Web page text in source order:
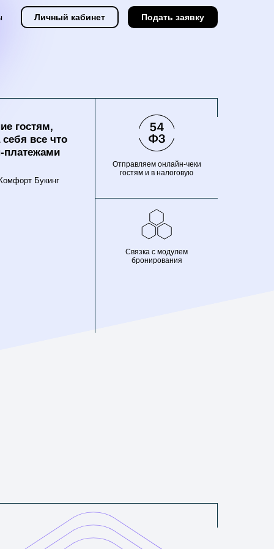
Личный кабинет Подать заявку
гостям,
все что
платежами
Букинг
Отправляем онлайн-чеки
гостям и в налоговую
Связка с модулем
бронирования